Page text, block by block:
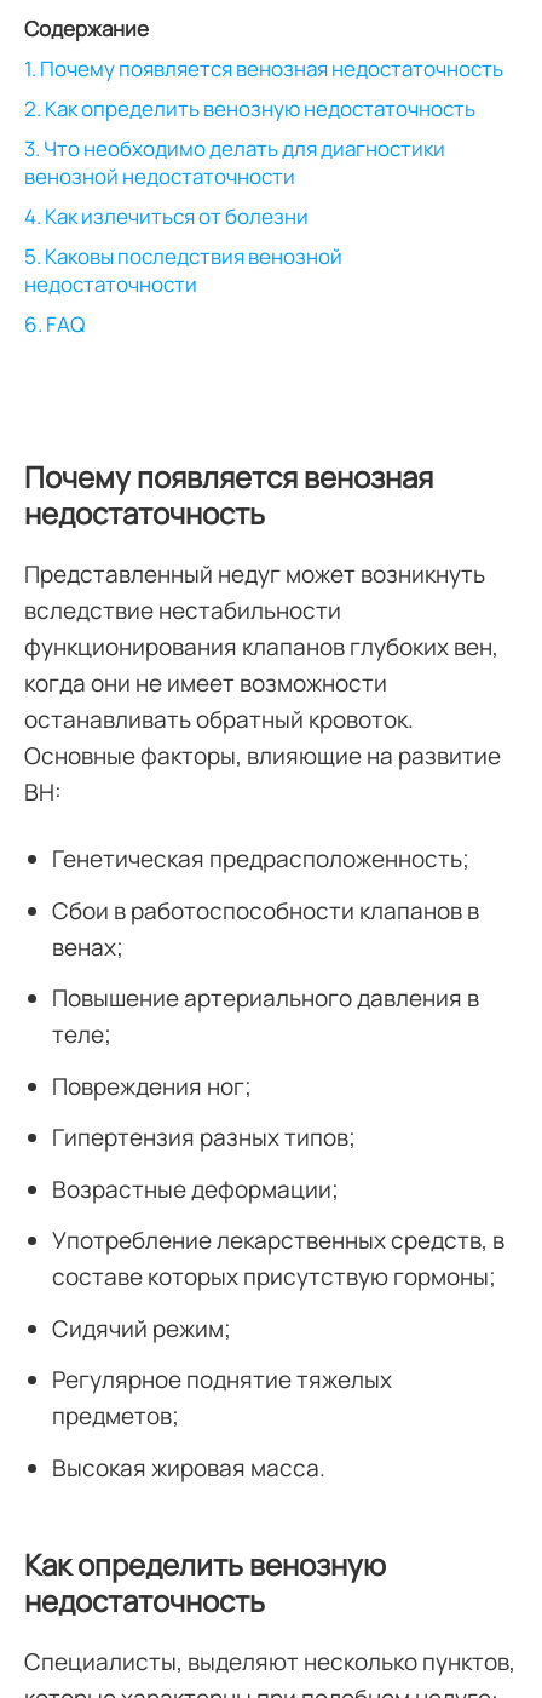
Содержание
1. Почему появляется венозная недостаточность
2. Как определить венозную недостаточность
3. Что необходимо делать для диагностики
венозной недостаточности
4. Как излечиться от болезни
5. Каковы последствия венозной
недостаточности
6. FAQ
Почему появляется венозная
недостаточность
Представленный недуг может возникнуть
вследствие нестабильности
функционирования клапанов глубоких вен,
когда они не имеет возможности
останавливать обратный кровоток.
Основные факторы, влияющие на развитие
ВН:
Генетическая предрасположенность;
Сбои в работоспособности клапанов в
венах;
Повышение артериального давления в
теле;
Повреждения ног;
Гипертензия разных типов;
Возрастные деформации;
Употребление лекарственных средств, в
составе которых присутствую гормоны;
Сидячий режим;
Регулярное поднятие тяжелых
предметов;
Высокая жировая масса.
Как определить венозную
недостаточность
Специалисты, выделяют несколько пунктов,